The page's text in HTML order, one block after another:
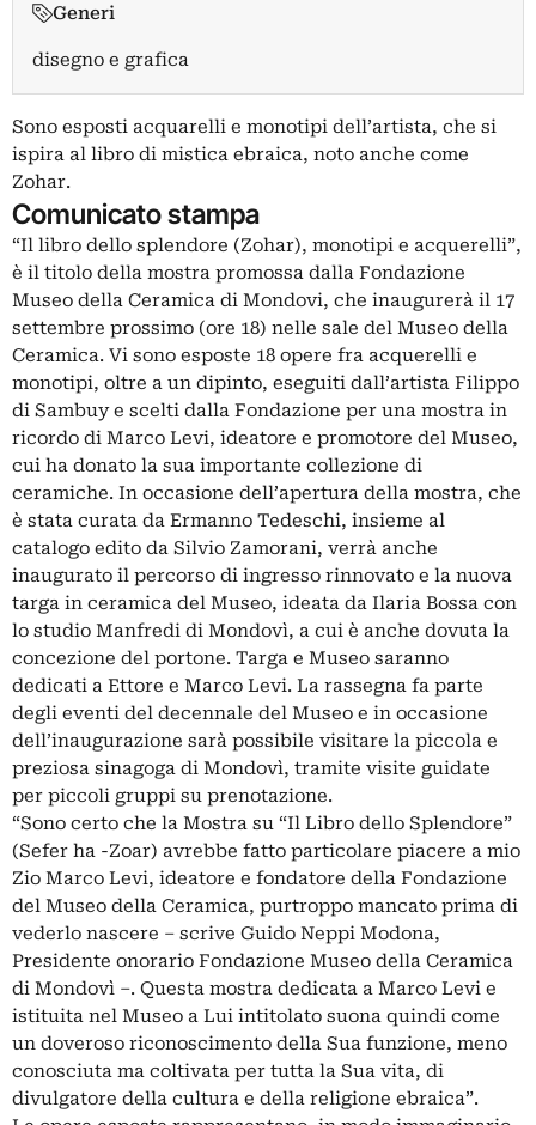
Generi
disegno e grafica
Sono esposti acquarelli e monotipi dell’artista, che si
ispira al libro di mistica ebraica, noto anche come
Zohar.
Comunicato stampa
“Il libro dello splendore (Zohar), monotipi e acquerelli”,
è il titolo della mostra promossa dalla Fondazione
Museo della Ceramica di Mondovi, che inaugurerà il 17
settembre prossimo (ore 18) nelle sale del Museo della
Ceramica. Vi sono esposte 18 opere fra acquerelli e
monotipi, oltre a un dipinto, eseguiti dall’artista Filippo
di Sambuy e scelti dalla Fondazione per una mostra in
ricordo di Marco Levi, ideatore e promotore del Museo,
cui ha donato la sua importante collezione di
ceramiche. In occasione dell’apertura della mostra, che
è stata curata da Ermanno Tedeschi, insieme al
catalogo edito da Silvio Zamorani, verrà anche
inaugurato il percorso di ingresso rinnovato e la nuova
targa in ceramica del Museo, ideata da Ilaria Bossa con
lo studio Manfredi di Mondovì, a cui è anche dovuta la
concezione del portone. Targa e Museo saranno
dedicati a Ettore e Marco Levi. La rassegna fa parte
degli eventi del decennale del Museo e in occasione
dell’inaugurazione sarà possibile visitare la piccola e
preziosa sinagoga di Mondovì, tramite visite guidate
per piccoli gruppi su prenotazione.
“Sono certo che la Mostra su “Il Libro dello Splendore”
(Sefer ha -Zoar) avrebbe fatto particolare piacere a mio
Zio Marco Levi, ideatore e fondatore della Fondazione
del Museo della Ceramica, purtroppo mancato prima di
vederlo nascere – scrive Guido Neppi Modona,
Presidente onorario Fondazione Museo della Ceramica
di Mondovì –. Questa mostra dedicata a Marco Levi e
istituita nel Museo a Lui intitolato suona quindi come
un doveroso riconoscimento della Sua funzione, meno
conosciuta ma coltivata per tutta la Sua vita, di
divulgatore della cultura e della religione ebraica”.